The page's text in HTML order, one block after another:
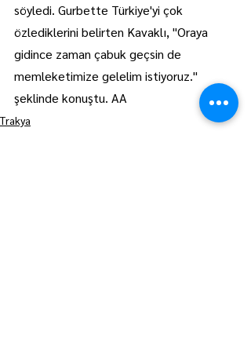
söyledi. Gurbette Türkiye'yi çok
özlediklerini belirten Kavaklı, "Oraya
gidince zaman çabuk geçsin de
memleketimize gelelim istiyoruz."
şeklinde konuştu. AA
Trakya